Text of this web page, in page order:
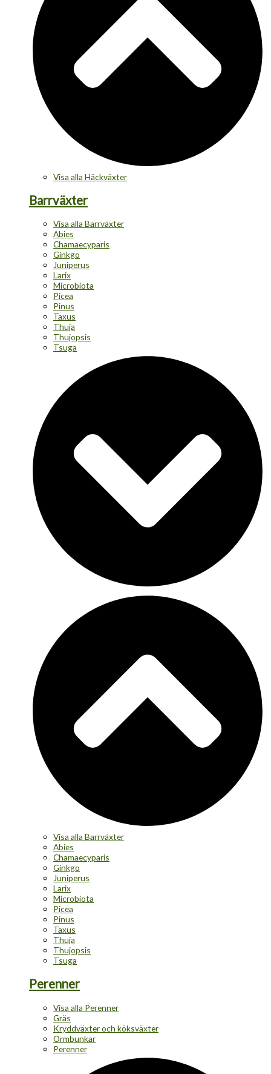
Visa alla Häckväxter
Barrväxter
Visa alla Barrväxter
Abies
Chamaecyparis
Ginkgo
Juniperus
Larix
Microbiota
Picea
Pinus
Taxus
Thuja
Thujopsis
Tsuga
Visa alla Barrväxter
Abies
Chamaecyparis
Ginkgo
Juniperus
Larix
Microbiota
Picea
Pinus
Taxus
Thuja
Thujopsis
Tsuga
Perenner
Visa alla Perenner
Gräs
Kryddväxter och köksväxter
Ormbunkar
Perenner